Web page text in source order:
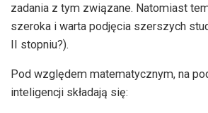
zadania z tym związane. Natomiast
szeroka i warta podjęcia szerszych
II stopniu?).
Pod względem matematycznym, na
inteligencji składają się: